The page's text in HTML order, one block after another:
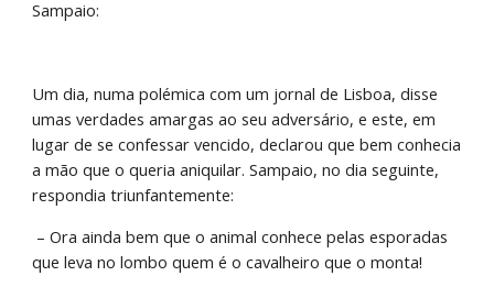
Sampaio:
Um dia, numa polémica com um jornal de Lisboa, disse
umas verdades amargas ao seu adversário, e este, em
lugar de se confessar vencido, declarou que bem conhecia
a mão que o queria aniquilar. Sampaio, no dia seguinte,
respondia triunfantemente:
que leva no lombo quem é o cavalheiro que o monta!